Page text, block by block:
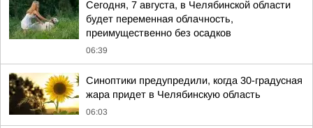
Сегодня, 7 августа, в Челябинской области
будет переменная облачность,
преимущественно без осадков
06:39
Синоптики предупредили, когда 30-градусная
жара придет в Челябинскую область
06:03